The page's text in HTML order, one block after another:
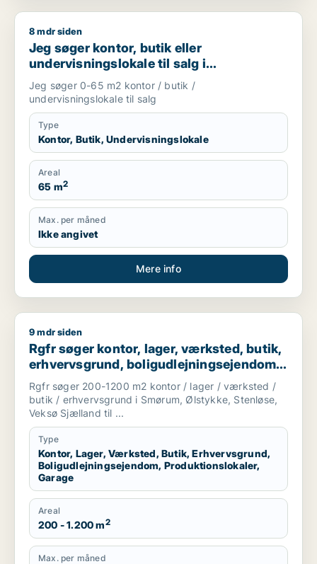
Jeg søger kontor, butik eller undervisningslokale til salg i
8 mdr siden
Jeg søger kontor, butik eller
undervisningslokale til salg i
Storkøbenhavn, Nordsjælland eller Fyn
m.fl.
Jeg søger 0-65 m2 kontor / butik /
undervisningslokale til salg
Type
Kontor, Butik, Undervisningslokale
Areal
65 m2
Max. per måned
Ikke angivet
Mere info
Rgfr søger kontor, lager, værksted, butik, erhvervsgrund,
9 mdr siden
Rgfr søger kontor, lager, værksted, butik,
erhvervsgrund, boligudlejningsejendom,
produktionslokaler eller garage til salg i
Egedal
Rgfr søger 200-1200 m2 kontor / lager / værksted /
butik / erhvervsgrund i Smørum, Ølstykke, Stenløse,
Veksø Sjælland til ...
Type
Kontor, Lager, Værksted, Butik, Erhvervsgrund,
Boligudlejningsejendom, Produktionslokaler,
Garage
Areal
200 - 1.200 m2
Max. per måned